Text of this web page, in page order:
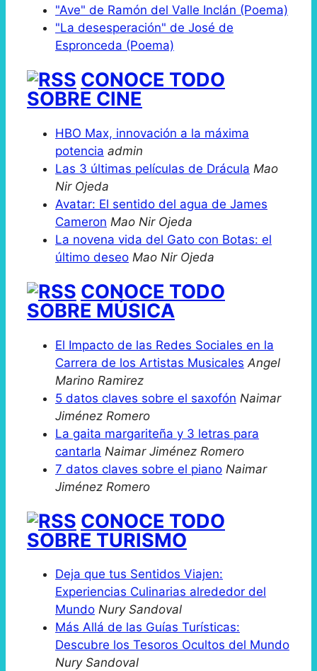
"Ave" de Ramón del Valle Inclán (Poema)
"La desesperación" de José de
Espronceda (Poema)
CONOCE TODO
SOBRE CINE
HBO Max, innovación a la máxima
potencia admin
Las 3 últimas películas de Drácula Mao
Nir Ojeda
Avatar: El sentido del agua de James
Cameron Mao Nir Ojeda
La novena vida del Gato con Botas: el
último deseo Mao Nir Ojeda
CONOCE TODO
SOBRE MÚSICA
El Impacto de las Redes Sociales en la
Carrera de los Artistas Musicales Angel
Marino Ramirez
5 datos claves sobre el saxofón Naimar
Jiménez Romero
La gaita margariteña y 3 letras para
cantarla Naimar Jiménez Romero
7 datos claves sobre el piano Naimar
Jiménez Romero
CONOCE TODO
SOBRE TURISMO
Deja que tus Sentidos Viajen:
Experiencias Culinarias alrededor del
Mundo Nury Sandoval
Más Allá de las Guías Turísticas:
Descubre los Tesoros Ocultos del Mundo
Nury Sandoval